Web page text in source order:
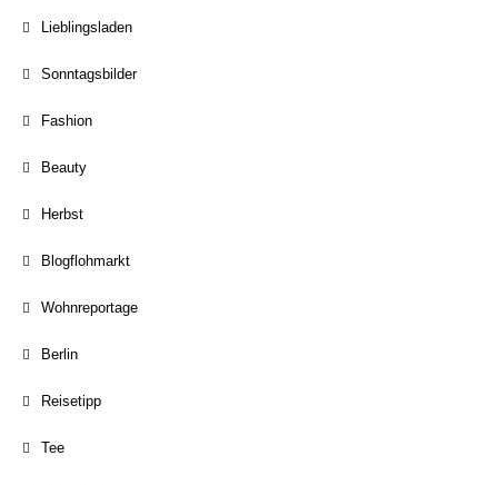
Lieblingsladen
Sonntagsbilder
Fashion
Beauty
Herbst
Blogflohmarkt
Wohnreportage
Berlin
Reisetipp
Tee